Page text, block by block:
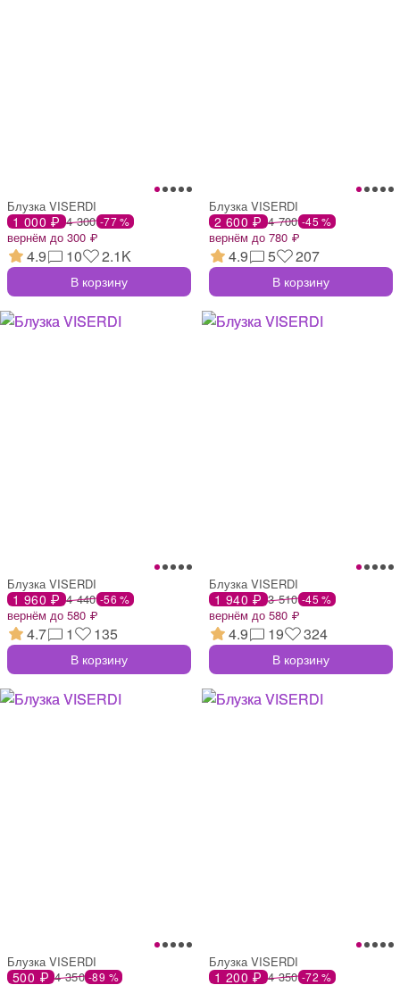
Блузка VISERDI
1 000 ₽ 4 300 -77 %
вернём до 300 ₽
4.9 10 2.1K
В корзину
Блузка VISERDI
2 600 ₽ 4 700 -45 %
вернём до 780 ₽
4.9 5 207
В корзину
Блузка VISERDI
1 960 ₽ 4 440 -56 %
вернём до 580 ₽
4.7 1 135
В корзину
Блузка VISERDI
1 940 ₽ 3 510 -45 %
вернём до 580 ₽
4.9 19 324
В корзину
Блузка VISERDI
500 ₽ 4 350 -89 %
Блузка VISERDI
1 200 ₽ 4 350 -72 %